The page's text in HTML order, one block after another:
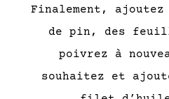
Finalement, ajoutez
de pin, des
poivrez à
souhaitez et